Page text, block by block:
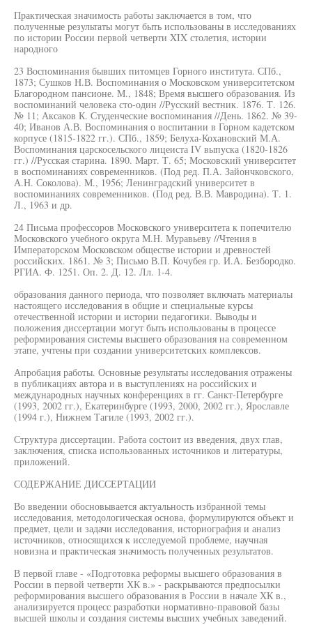
Практическая значимость работы заключается в том, что
полученные результаты могут быть использованы в исследованиях
по истории России первой четверти XIX столетия, истории
народного
23 Воспоминания бывших питомцев Горного института. СПб.,
1873; Сушков Н.В. Воспоминания о Московском университетском
Благородном пансионе. М., 1848; Время высшего образования. Из
воспоминаний человека сто-один //Русский вестник. 1876. Т. 126.
№ 11; Аксаков К. Студенческие воспоминания //День. 1862. № 39-
40; Иванов А.В. Воспоминания о воспитании в Горном кадетском
корпусе (1815-1822 гг.). СПб., 1859; Белуха-Кохановский М.А.
Воспоминания царскосельского лицеиста IV выпуска (1820-1826
гг.) //Русская старина. 1890. Март. Т. 65; Московский университет
в воспоминаниях современников. (Под ред. П.А. Зайончковского,
А.Н. Соколова). М., 1956; Ленинградский университет в
воспоминаниях современников. (Под ред. В.В. Мавродина). Т. 1.
Л., 1963 и др.
24 Письма профессоров Московского университета к попечителю
Московского учебного округа М.Н. Муравьеву //Чтения в
Императорском Московском обществе истории и древностей
российских. 1861. № 3; Письмо В.П. Кочубея гр. И.А. Безбородко.
РГИА. Ф. 1251. Оп. 2. Д. 12. Лл. 1-4.
образования данного периода, что позволяет включать материалы
настоящего исследования в общие и специальные курсы
отечественной истории и истории педагогики. Выводы и
положения диссертации могут быть использованы в процессе
реформирования системы высшего образования на современном
этапе, учтены при создании университетских комплексов.
Апробация работы. Основные результаты исследования отражены
в публикациях автора и в выступлениях на российских и
международных научных конференциях в гг. Санкт-Петербурге
(1993, 2002 гг.), Екатеринбурге (1993, 2000, 2002 гг.), Ярославле
(1994 г.), Нижнем Тагиле (1993, 2002 гг.).
Структура диссертации. Работа состоит из введения, двух глав,
заключения, списка использованных источников и литературы,
приложений.
СОДЕРЖАНИЕ ДИССЕРТАЦИИ
Во введении обосновывается актуальность избранной темы
исследования, методологическая основа, формулируются объект и
предмет, цели и задачи исследования, историография и анализ
источников, относящихся к исследуемой проблеме, научная
новизна и практическая значимость полученных результатов.
В первой главе - «Подготовка реформы высшего образования в
России в первой четверти ХК в.» - раскрываются предпосылки
реформирования высшего образования в России в начале ХК в.,
анализируется процесс разработки нормативно-правовой базы
высшей школы и создания системы высших учебных заведений.